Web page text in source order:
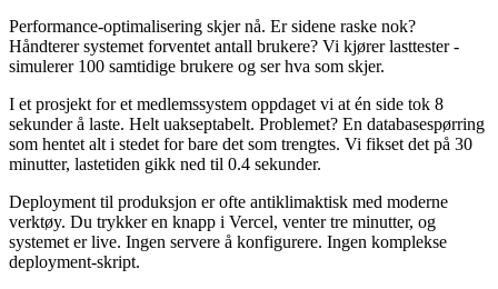
Performance-optimalisering skjer nå. Er sidene raske nok?
Håndterer systemet forventet antall brukere? Vi kjører lasttester -
simulerer 100 samtidige brukere og ser hva som skjer.
I et prosjekt for et medlemssystem oppdaget vi at én side tok 8
sekunder å laste. Helt uakseptabelt. Problemet? En databasespørring
som hentet alt i stedet for bare det som trengtes. Vi fikset det på 30
minutter, lastetiden gikk ned til 0.4 sekunder.
Deployment til produksjon er ofte antiklimaktisk med moderne
verktøy. Du trykker en knapp i Vercel, venter tre minutter, og
systemet er live. Ingen servere å konfigurere. Ingen komplekse
deployment-skript.